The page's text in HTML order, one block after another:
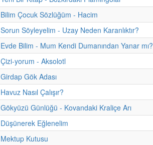
Bilim Çocuk Sözlüğüm - Hacim
Sorun Söyleyelim - Uzay Neden Karanlıktır?
Evde Bilim - Mum Kendi Dumanından Yanar mı?
Çizi-yorum - Aksolotl
Girdap Gök Adası
Havuz Nasıl Çalışır?
Gökyüzü Günlüğü - Kovandaki Kraliçe Arı
Düşünerek Eğlenelim
Mektup Kutusu